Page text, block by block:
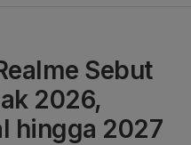
Sebut
2026,
hingga 2027